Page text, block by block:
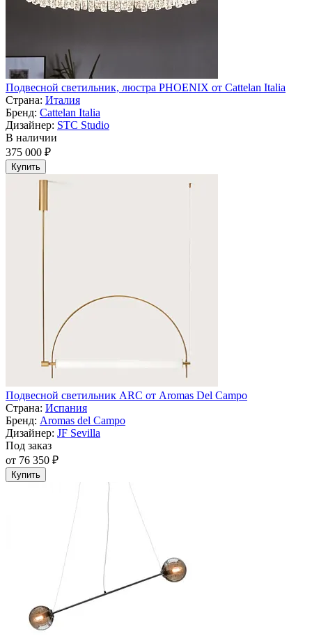
Подвесной светильник, люстра PHOENIX от Cattelan Italia
Страна: Италия
Бренд: Cattelan Italia
Дизайнер: STC Studio
В наличии
375 000 ₽
Купить
Подвесной светильник ARC от Aromas Del Campo
Страна: Испания
Бренд: Aromas del Campo
Дизайнер: JF Sevilla
Под заказ
от 76 350 ₽
Купить